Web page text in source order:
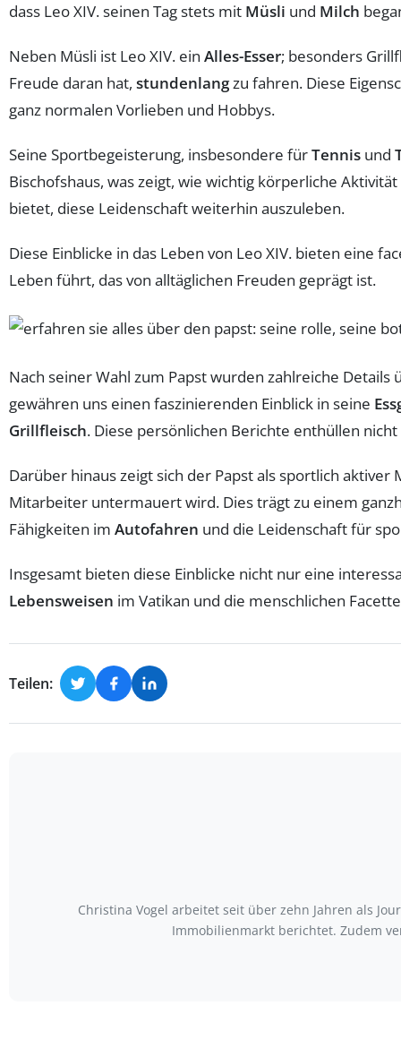
dass Leo XIV. seinen Tag stets mit Müsli und Milch
Neben Müsli ist Leo XIV. ein Alles-Esser; besonders
Freude daran hat, stundenlangzu fahren. Diese
ganz normalen Vorlieben und Hobbys.
Seine Sportbegeisterung, insbesondere fürTennis und
Bischofshaus, was zeigt, wie wichtig körperliche
bietet, diese Leidenschaft weiterhin auszuleben.
Diese Einblicke in das Leben von Leo XIV. bieten eine
Leben führt, das von alltäglichen Freuden geprägt ist.
Nach seiner Wahl zum Papst wurden zahlreiche
gewähren uns einen faszinierenden Einblick in seine
Grillfleisch. Diese persönlichen Berichte enthüllen
Darüber hinaus zeigt sich der Papst als sportlich aktiver
Mitarbeiter untermauert wird. Dies trägt zu einem
Fähigkeiten im Autofahren und die Leidenschaft für
Insgesamt bieten diese Einblicke nicht nur eine
Lebensweisen im Vatikan und die menschlichen
Teilen:
Christina Vogel arbeitet seit über zehn Jahren als
Immobilienmarkt berichtet. Zudem